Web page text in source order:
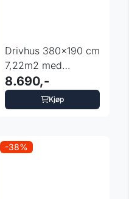
Drivhus 380x190 cm
7,22m2 med
fundament og 4
vinduer
8.690,-
Kjøp
-38%